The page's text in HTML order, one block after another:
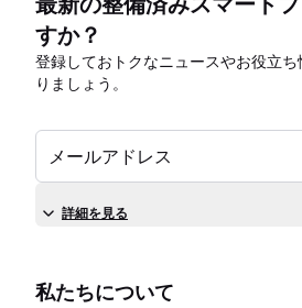
すか？
登録しておトクなニュースやお役立
りましょう。
メールアドレス
詳細を見る
私たちについて